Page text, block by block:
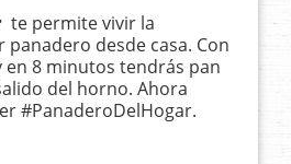
te permite vivir la
panadero desde casa. Con
en 8 minutos tendrás pan
del horno. Ahora
#PanaderoDelHogar.